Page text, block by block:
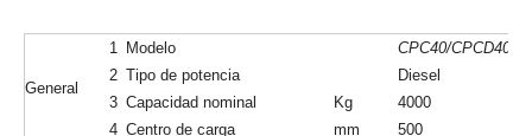
Equipado con motor chino xingchanga498bpg e isuzu motor,
transmisión hidráulica con tecnología TCM
Estándar con mástil de visión ancha de 2 etapas, la altura de
elevación es de 3, 000 mm